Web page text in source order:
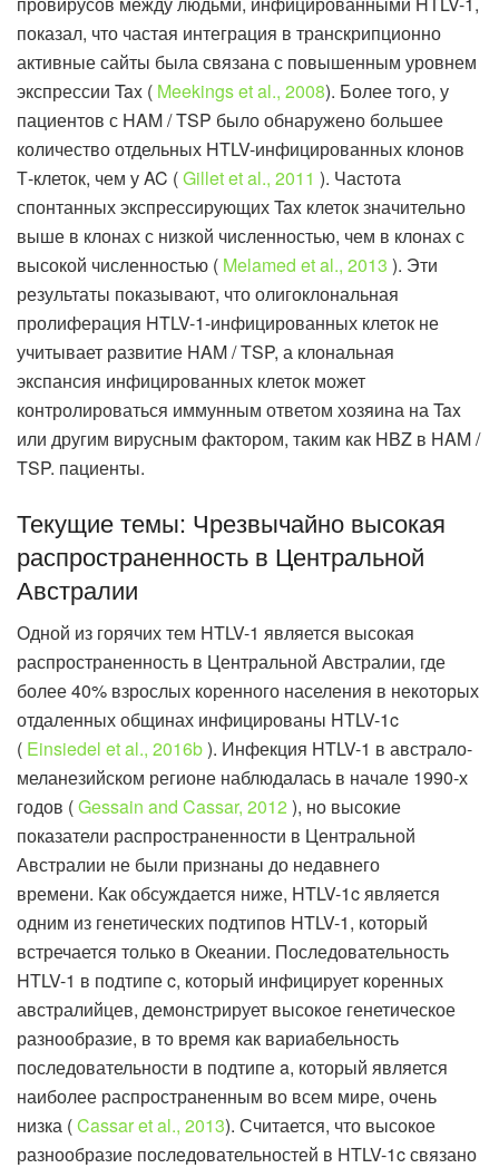
показал, что частая интеграция в транскрипционно
активные сайты была связана с повышенным уровнем
экспрессии Tax ( Meekings et al., 2008). Более того, у
пациентов с HAM / TSP было обнаружено большее
количество отдельных HTLV-инфицированных клонов
Т-клеток, чем у AC (Gillet et al., 2011 ). Частота
спонтанных экспрессирующих Tax клеток значительно
выше в клонах с низкой численностью, чем в клонах с
высокой численностью ( Melamed et al., 2013 ). Эти
результаты показывают, что олигоклональная
пролиферация HTLV-1-инфицированных клеток не
учитывает развитие HAM / TSP, а клональная
экспансия инфицированных клеток может
контролироваться иммунным ответом хозяина на Tax
или другим вирусным фактором, таким как HBZ в HAM /
TSP. пациенты.
Текущие темы: Чрезвычайно высокая
распространенность в Центральной
Австралии
Одной из горячих тем HTLV-1 является высокая
распространенность в Центральной Австралии, где
более 40% взрослых коренного населения в некоторых
отдаленных общинах инфицированы HTLV-1c
( Einsiedel et al., 2016b). Инфекция HTLV-1 в австрало-
меланезийском регионе наблюдалась в начале 1990-х
годов (Gessain and Cassar, 2012 ), но высокие
показатели распространенности в Центральной
Австралии не были признаны до недавнего
времени. Как обсуждается ниже, HTLV-1c является
одним из генетических подтипов HTLV-1, который
встречается только в Океании. Последовательность
HTLV-1 в подтипе c, который инфицирует коренных
австралийцев, демонстрирует высокое генетическое
разнообразие, в то время как вариабельность
последовательности в подтипе a, который является
наиболее распространенным во всем мире, очень
низка (Cassar et al., 2013). Считается, что высокое
разнообразие последовательностей в HTLV-1c связано